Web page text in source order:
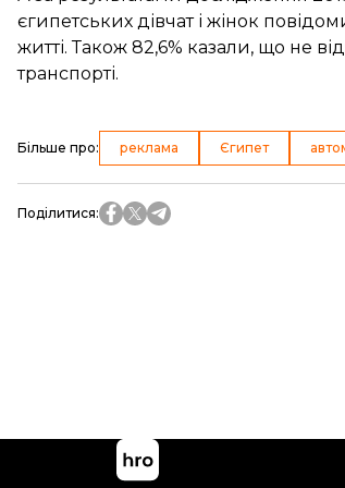
єгипетських дівчат і жінок
житті. Також 82,6% казали, що не
транспорті.
Більше про: реклама Єгипет
Поділитися: